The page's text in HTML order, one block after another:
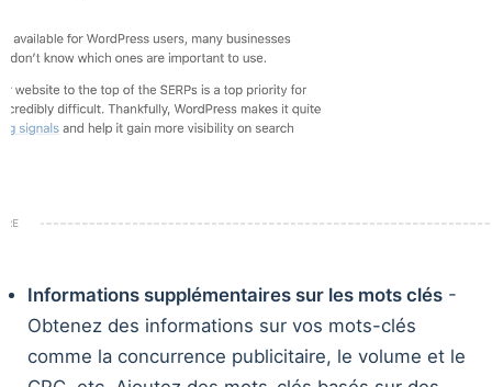
Informations supplémentaires sur les mots clés-
Obtenez des informations sur vos mots-clés
comme la concurrence publicitaire, le volume et le